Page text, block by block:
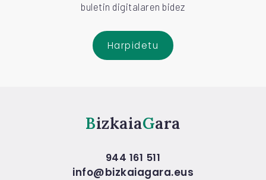
buletin digitalaren bidez
Harpidetu
Bizkaia Gara
944 161 511
info@bizkaiagara.eus